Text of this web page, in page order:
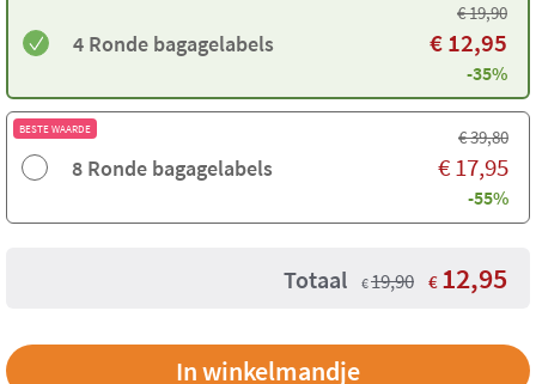
4 Ronde bagagelabels
€19,90
€12,95
-35%
BESTE WAARDE
8 Ronde bagagelabels
€39,80
€17,95
-55%
Totaal €19,90 € 12,95